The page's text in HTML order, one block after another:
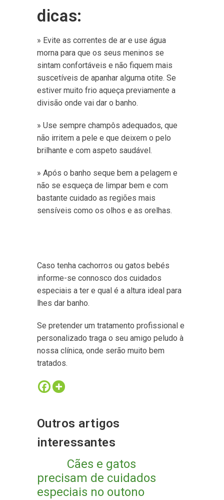
dicas:
» Evite as correntes de ar e use água
morna para que os seus meninos se
sintam confortáveis e não fiquem mais
suscetíveis de apanhar alguma otite. Se
estiver muito frio aqueça previamente a
divisão onde vai dar o banho.
» Use sempre champôs adequados, que
não irritem a pele e que deixem o pelo
brilhante e com aspeto saudável.
» Após o banho seque bem a pelagem e
não se esqueça de limpar bem e com
bastante cuidado as regiões mais
sensíveis como os olhos e as orelhas.
Caso tenha cachorros ou gatos bebés
informe-se connosco dos cuidados
especiais a ter e qual é a altura ideal para
lhes dar banho.
Se pretender um tratamento profissional e
personalizado traga o seu amigo peludo à
nossa clínica, onde serão muito bem
tratados.
Outros artigos
interessantes
Cães e gatos
precisam de cuidados
especiais no outono